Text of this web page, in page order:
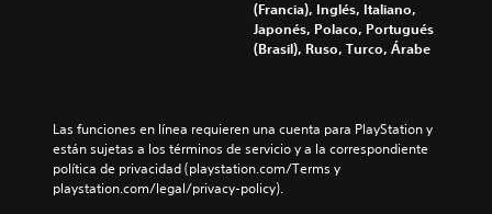
(Francia), Inglés, Italiano,
Japonés, Polaco, Portugués
(Brasil), Ruso, Turco, Árabe
Las funciones en línea requieren una cuenta para PlayStation y
están sujetas a los términos de servicio y a la correspondiente
política de privacidad (playstation.com/Terms y
playstation.com/legal/privacy-policy).